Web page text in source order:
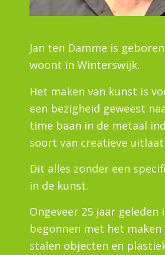
Jan ten Damme is
woont in Winterswijk.
Het maken van kunst is
een bezigheid geweest
time baan in de metaal
soort van creatieve
Dit alles zonder een
in de kunst.
Ongeveer 25 jaar geleden
begonnen met het
stalen objecten en